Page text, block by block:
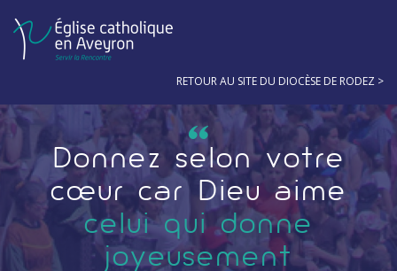
RETOUR AU SITE DU DIOCÈSE DE RODEZ
Donnez selon votre
cœur car Dieu aime
celui qui donne
joyeusement